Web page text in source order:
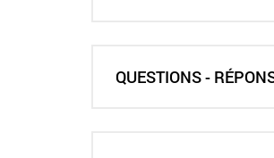
QUESTIONS -